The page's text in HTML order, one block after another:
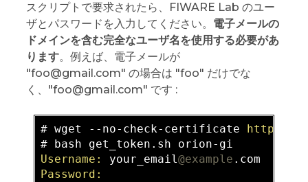
スクリプトで要求されたら、FIWARE Lab のユー
ザとパスワードを入力してください。 電子メールの
ドメインを含む完全なユーザ名を使用する必要があ
ります。例えば、電子メールが
"foo@gmail.com" の場合は "foo" だけでな
く、"foo@gmail.com" です :
# wget --no-check-certificate https:
Username:
your_email@example
Password: